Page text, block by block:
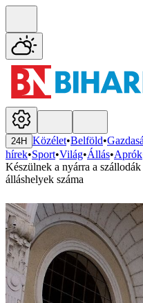
24H Közélet•Belföld•
hírek•Sport•Világ•Állás•Aprók
Készülnek a nyárra a
álláshelyek száma